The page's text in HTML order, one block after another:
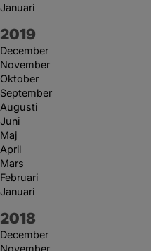
Januari
År:
2019
December
November
Oktober
September
Augusti
Juni
Maj
April
Mars
Februari
Januari
År:
2018
December
November